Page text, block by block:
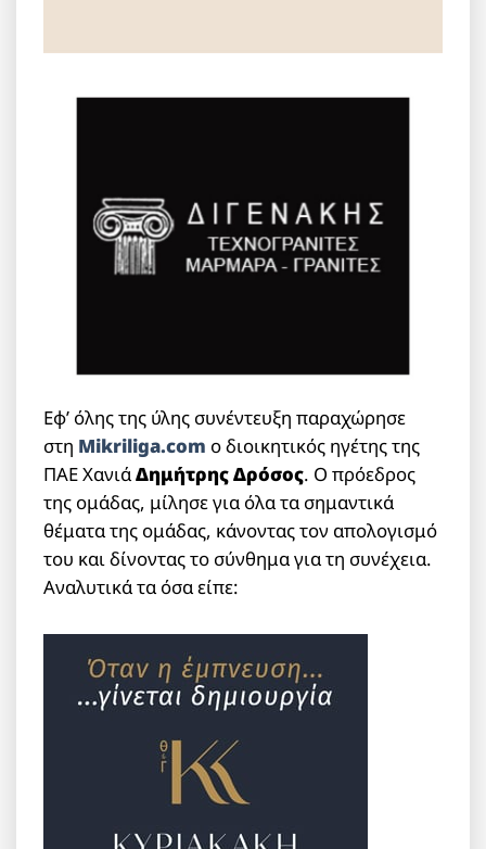
Εφ’ όλης της ύλης συνέντευξη παραχώρησε
στη Mikriliga.com ο διοικητικός ηγέτης της
ΠΑΕ ΧανιάΔημήτρης Δρόσος. Ο πρόεδρος
της ομάδας, μίλησε για όλα τα σημαντικά
θέματα της ομάδας, κάνοντας τον απολογισμό
του και δίνοντας το σύνθημα για τη συνέχεια.
Αναλυτικά τα όσα είπε: